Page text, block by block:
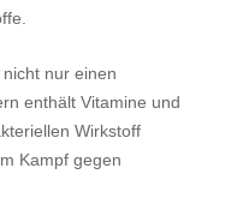
nur einen
enthält Vitamine und
Wirkstoff
Kampf gegen